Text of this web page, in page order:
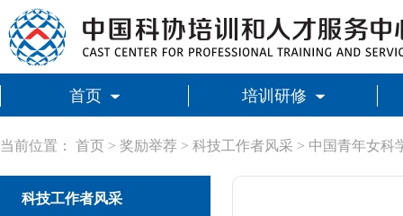
首页 培训研修
当前位置： 首页 > 奖励举荐 > 科技工作者风采 > 中国青年女科
科技工作者风采